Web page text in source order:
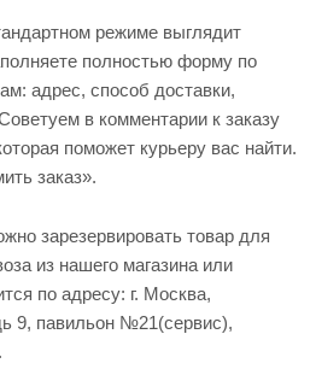
режиме выглядит
полностью форму по
адрес, способ доставки,
в комментарии к заказу
поможет курьеру вас найти.
заказ».
зарезервировать товар для
из нашего магазина или
по адресу: г. Москва,
9, павильон №21(сервис),